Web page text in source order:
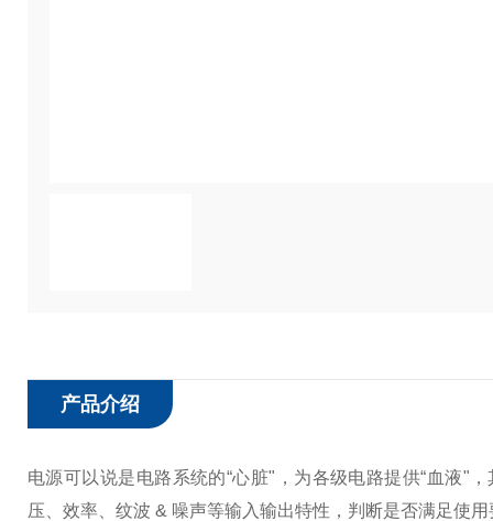
产品介绍
电源可以说是电路系统的“心脏"，为各级电路提供“血液"
压、效率、纹波 & 噪声等输入输出特性，判断是否满足使